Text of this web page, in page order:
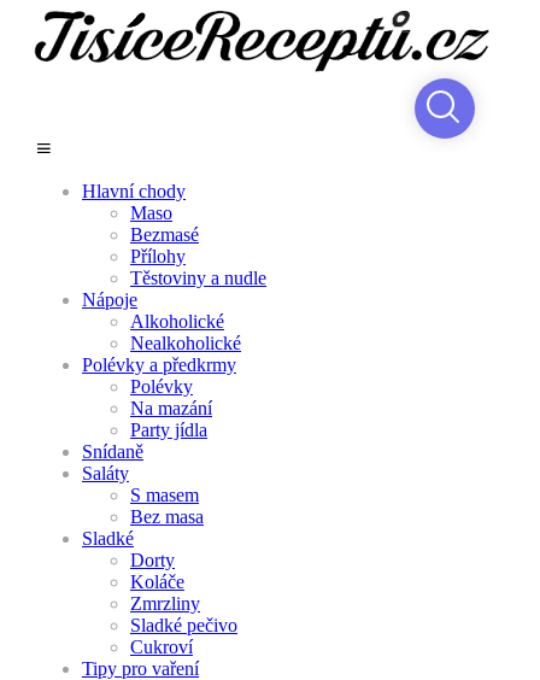
Hlavní chody
Maso
Bezmasé
Přílohy
Těstoviny a nudle
Nápoje
Alkoholické
Nealkoholické
Polévky a předkrmy
Polévky
Na mazání
Party jídla
Snídaně
Saláty
S masem
Bez masa
Sladké
Dorty
Koláče
Zmrzliny
Sladké pečivo
Cukroví
Tipy pro vaření